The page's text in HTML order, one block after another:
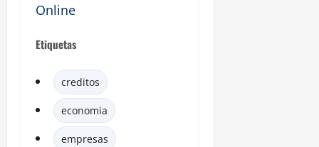
Online
Etiquetas
creditos
economia
empresas